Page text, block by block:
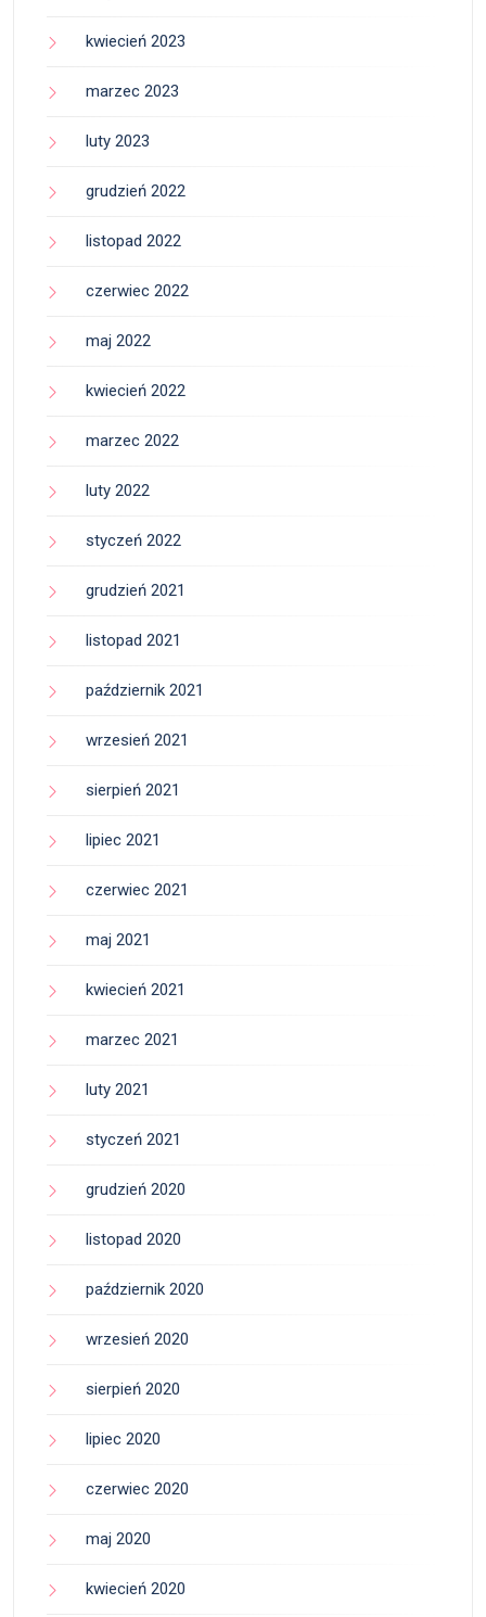
kwiecień 2023
marzec 2023
luty 2023
grudzień 2022
listopad 2022
czerwiec 2022
maj 2022
kwiecień 2022
marzec 2022
luty 2022
styczeń 2022
grudzień 2021
listopad 2021
październik 2021
wrzesień 2021
sierpień 2021
lipiec 2021
czerwiec 2021
maj 2021
kwiecień 2021
marzec 2021
luty 2021
styczeń 2021
grudzień 2020
listopad 2020
październik 2020
wrzesień 2020
sierpień 2020
lipiec 2020
czerwiec 2020
maj 2020
kwiecień 2020